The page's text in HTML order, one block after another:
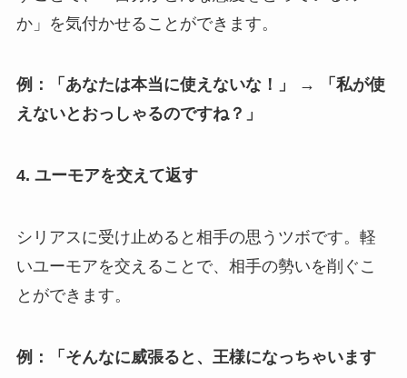
か」を気付かせることができます。
例：「あなたは本当に使えないな！」 → 「私が使
えないとおっしゃるのですね？」
4. ユーモアを交えて返す
シリアスに受け止めると相手の思うツボです。軽
いユーモアを交えることで、相手の勢いを削ぐこ
とができます。
例：「そんなに威張ると、王様になっちゃいます